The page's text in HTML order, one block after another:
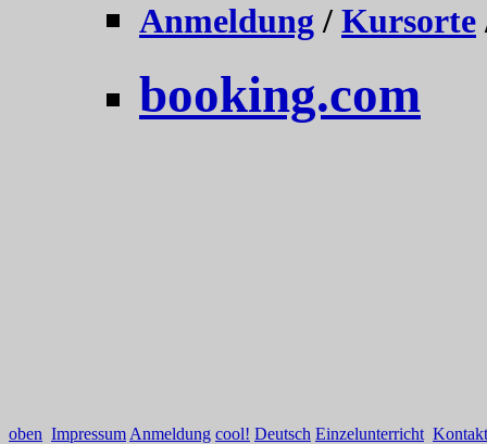
Anmeldung/ Kursorte
booking.com
oben Impressum Anmeldung cool! Deutsch Einzelunterricht Kontakt